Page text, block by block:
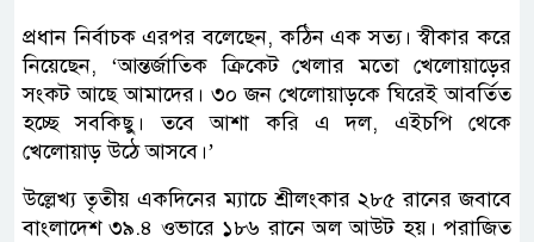
প্রধান নির্বাচক এরপর বলেছেন, কঠিন এক সত্য। স্বীকার করে
নিয়েছেন, ‘আন্তর্জাতিক ক্রিকেট খেলার মতো খেলোয়াড়ের
সংকট আছে আমাদের। ৩০ জন খেলোয়াড়কে ঘিরেই আবর্তিত
হচ্ছে সবকিছু। তবে আশা করি এ দল, এইচপি থেকে
খেলোয়াড় উঠে আসবে।’
উল্লেখ্য তৃতীয় একদিনের ম্যাচে শ্রীলংকার ২৮৫ রানের জবাবে
বাংলাদেশ ৩৯.৪ ওভারে ১৮৬ রানে অল আউট হয়। পরাজিত